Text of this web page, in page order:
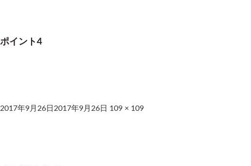
ポイント4
2017年9月26日 2017年9月26日 109 × 109